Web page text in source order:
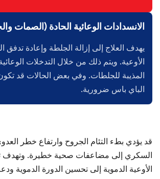
الانسدادات الوعائية الحادة (الصمات
يهدف العلاج إلى إزالة الجلطة وإعادة تدفق
الأوعية. ويتم ذلك من خلال التدخلات
المذيبة للجلطات. وفي بعض الحالات قد
الباي باس ضرورية.
قد يؤدي بطء التئام الجروح وارتفاع خطر
السكري إلى مضاعفات صحية خطيرة. وتهدف
الأوعية الدموية إلى تحسين الدورة الدموية